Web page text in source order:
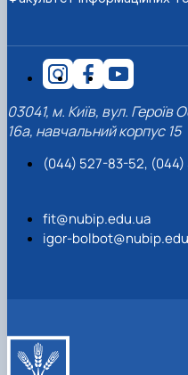
03041, м. Київ, вул. Героїв
16а, навчальний корпус 15
(044) 527-83-52, (044)
fit@nubip.edu.ua
igor-